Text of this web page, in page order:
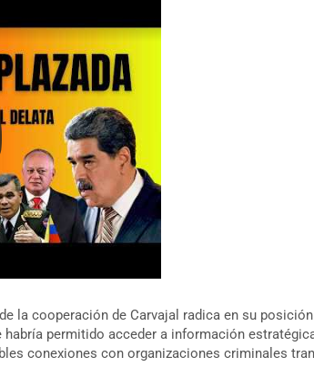
la cooperación de Carvajal radica en su
permitido acceder a información
conexiones con organizaciones criminales